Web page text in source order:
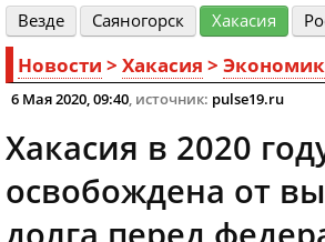
Везде Cаяногорск Хакасия
Новости > Хакасия >
6 Мая 2020, 09:40, источник: pulse19.ru
Хакасия в 2020
освобождена от
долга перед